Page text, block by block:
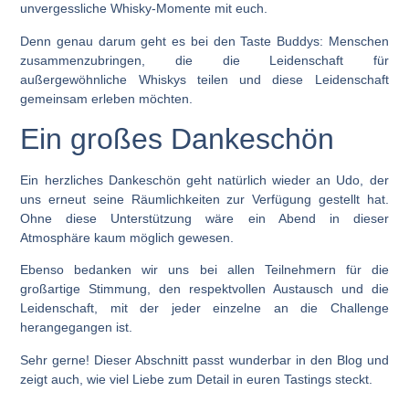
unvergessliche Whisky-Momente mit euch.
Denn genau darum geht es bei denTaste Buddys: Menschen
zusammenzubringen, die die Leidenschaft für
außergewöhnliche Whiskys teilen und diese Leidenschaft
gemeinsam erleben möchten.
Ein großes Dankeschön
Ein herzliches Dankeschön geht natürlich wieder an Udo , der
uns erneut seine Räumlichkeiten zur Verfügung gestellt hat.
Ohne diese Unterstützung wäre ein Abend in dieser
Atmosphäre kaum möglich gewesen.
Ebenso bedanken wir uns bei allen Teilnehmern für die
großartige Stimmung, den respektvollen Austausch und die
Leidenschaft, mit der jeder einzelne an die Challenge
herangegangen ist.
Sehr gerne! Dieser Abschnitt passt wunderbar in den Blog und
zeigt auch, wie viel Liebe zum Detail in euren Tastings steckt.